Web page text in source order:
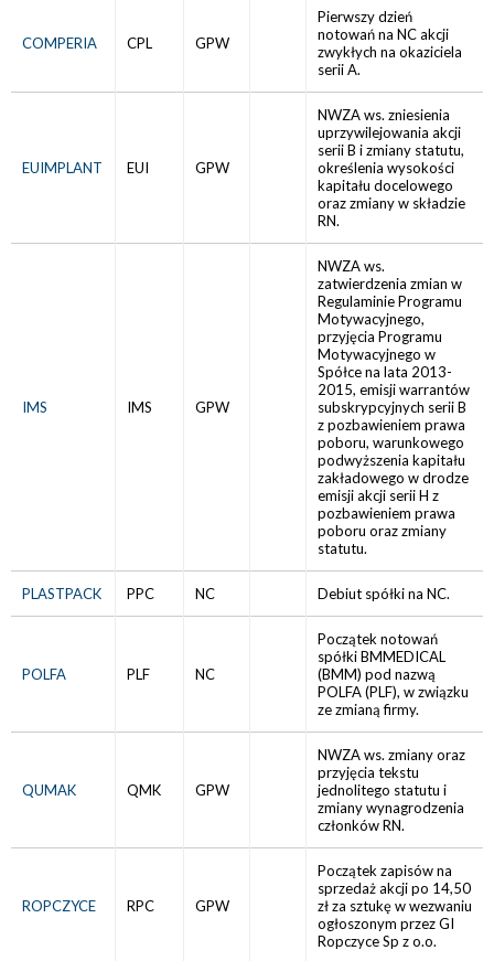
COMPERIA CPL GPW
Pierwszy dzień
notowań na NC akcji
zwykłych na okaziciela
serii A.
EUIMPLANT EUI GPW
NWZA ws. zniesienia
uprzywilejowania akcji
serii B i zmiany statutu,
określenia wysokości
kapitału docelowego
oraz zmiany w składzie
RN.
IMS IMS GPW
NWZA ws.
zatwierdzenia zmian w
Regulaminie Programu
Motywacyjnego,
przyjęcia Programu
Motywacyjnego w
Spółce na lata 2013-
2015, emisji warrantów
subskrypcyjnych serii B
z pozbawieniem prawa
poboru, warunkowego
podwyższenia kapitału
zakładowego w drodze
emisji akcji serii H z
pozbawieniem prawa
poboru oraz zmiany
statutu.
PLASTPACK PPC NC Debiut spółki na NC.
POLFA PLF NC
Początek notowań
spółki BMMEDICAL
(BMM) pod nazwą
POLFA (PLF), w związku
ze zmianą firmy.
QUMAK QMK GPW
NWZA ws. zmiany oraz
przyjęcia tekstu
jednolitego statutu i
zmiany wynagrodzenia
członków RN.
ROPCZYCE RPC GPW
Początek zapisów na
sprzedaż akcji po 14,50
zł za sztukę w wezwaniu
ogłoszonym przez GI
Ropczyce Sp z o.o.